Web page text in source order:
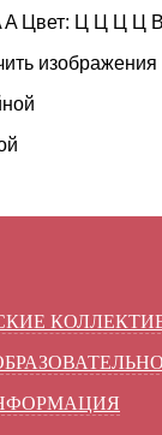
A Цвет: Ц Ц Ц Ц
изображения